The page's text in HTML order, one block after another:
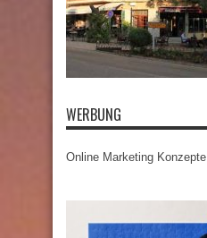
WERBUNG
Online Marketing Konzepte